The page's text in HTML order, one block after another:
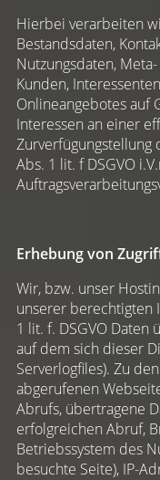
Hierbei verarbeiten
Bestandsdaten,
Nutzungsdaten,
Kunden,
Onlineangebotes auf
Interessen an einer
Zurverfügungstellung
Abs. 1 lit. f DSGVO
Erhebung von
Wir, bzw. unser
unserer berechtigten
1 lit. f. DSGVO Daten
auf dem sich dieser
Serverlogfiles). Zu
abgerufenen
Abrufs, übertragene
erfolgreichen Abruf,
Betriebssystem des
besuchte Seite), IP-